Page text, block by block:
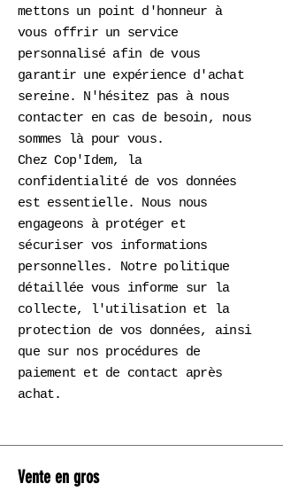
mettons un point d'honneur à
vous offrir un service
personnalisé afin de vous
garantir une expérience d'achat
sereine. N'hésitez pas à nous
contacter en cas de besoin, nous
sommes là pour vous.
Chez Cop'Idem, la
confidentialité de vos données
est essentielle. Nous nous
engageons à protéger et
sécuriser vos informations
personnelles. Notre politique
détaillée vous informe sur la
collecte, l'utilisation et la
protection de vos données, ainsi
que sur nos procédures de
paiement et de contact après
achat.
Vente en gros